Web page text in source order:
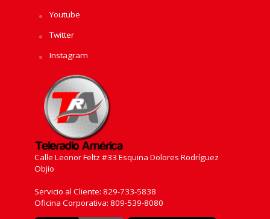
Youtube
Twitter
Instagram
Calle Leonor Feltz #33 Esquina Dolores Rodríguez
Objio
Servicio al Cliente: 829-733-5838
Oficina Corporativa: 809-539-8080